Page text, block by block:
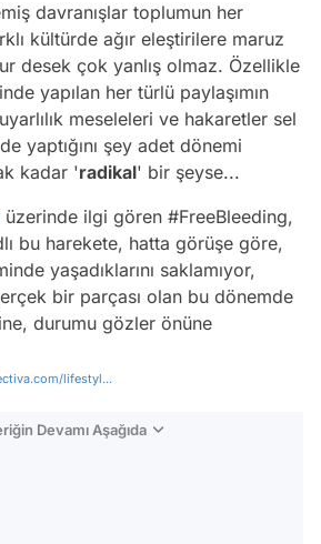
davranışlar toplumun her
kültürde ağır eleştirilere maruz
desek çok yanlış olmaz. Özellikle
yapılan her türlü paylaşımın
meseleleri ve hakaretler sel
yaptığını şey adet dönemi
kadar 'radikal' bir şeyse...
üzerinde ilgi gören #FreeBleeding,
bu harekete, hatta görüşe göre,
yaşadıklarını saklamıyor,
bir parçası olan bu dönemde
durumu gözler önüne
lifestyl...
Devamı Aşağıda